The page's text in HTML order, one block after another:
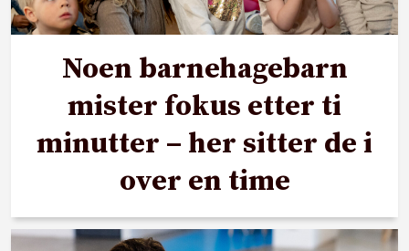
Noen barnehagebarn
mister fokus etter ti
minutter – her sitter de i
over en time